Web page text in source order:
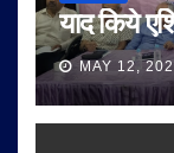
याद किये
MAY 12,